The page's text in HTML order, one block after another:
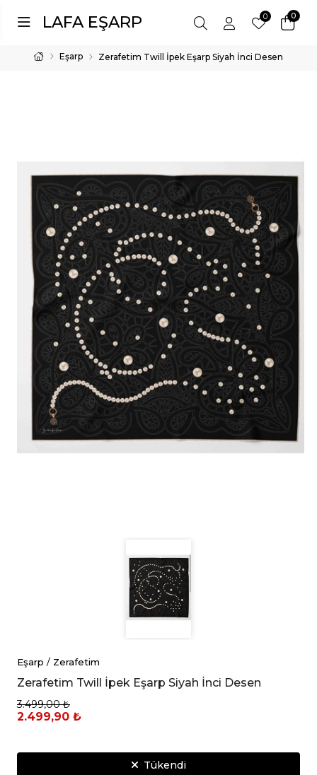
LAFA EŞARP 0
0
Eşarp Zerafetim Twill İpek Eşarp Siyah İnci Desen
Eşarp / Zerafetim
Zerafetim Twill İpek Eşarp Siyah İnci Desen
3.499,00 ₺
2.499,90 ₺
Tükendi